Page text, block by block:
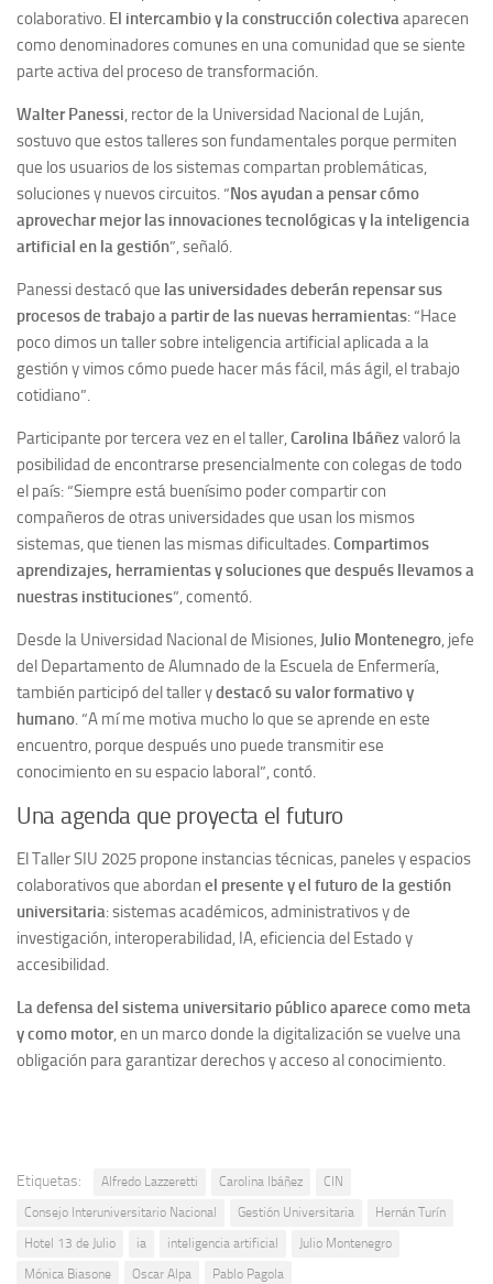
colaborativo. El intercambio y la construcción colectiva aparecen
como denominadores comunes en una comunidad que se siente
parte activa del proceso de transformación.
Walter Panessi , rector de la Universidad Nacional de Luján,
sostuvo que estos talleres son fundamentales porque permiten
que los usuarios de los sistemas compartan problemáticas,
soluciones y nuevos circuitos. “Nos ayudan a pensar cómo
aprovechar mejor las innovaciones tecnológicas y la inteligencia
artificial en la gestión”, señaló.
Panessi destacó que las universidades deberán repensar sus
procesos de trabajo a partir de las nuevas herramientas: “Hace
poco dimos un taller sobre inteligencia artificial aplicada a la
gestión y vimos cómo puede hacer más fácil, más ágil, el trabajo
cotidiano”.
Participante por tercera vez en el taller, Carolina Ibáñezvaloró la
posibilidad de encontrarse presencialmente con colegas de todo
el país: “Siempre está buenísimo poder compartir con
compañeros de otras universidades que usan los mismos
sistemas, que tienen las mismas dificultades. Compartimos
aprendizajes, herramientas y soluciones que después llevamos a
nuestras instituciones”, comentó.
Desde la Universidad Nacional de Misiones, Julio Montenegro , jefe
del Departamento de Alumnado de la Escuela de Enfermería,
también participó del taller ydestacó su valor formativo y
humano . “A mí me motiva mucho lo que se aprende en este
encuentro, porque después uno puede transmitir ese
conocimiento en su espacio laboral”, contó.
Una agenda que proyecta el futuro
El Taller SIU 2025 propone instancias técnicas, paneles y espacios
colaborativos que abordan el presente y el futuro de la gestión
universitaria: sistemas académicos, administrativos y de
investigación, interoperabilidad, IA, eficiencia del Estado y
accesibilidad.
La defensa del sistema universitario público aparece como meta
y como motor, en un marco donde la digitalización se vuelve una
obligación para garantizar derechos y acceso al conocimiento.
Etiquetas: Alfredo Lazzeretti Carolina Ibáñez
CIN
Consejo Interuniversitario Nacional
Gestión Universitaria
Hernán Turín
Hotel 13 de Julio
ia inteligencia artificial
Julio Montenegro
Mónica Biasone
Oscar Alpa
Pablo Pagola